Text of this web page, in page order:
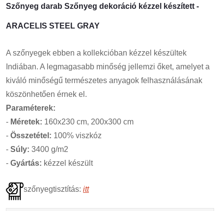
Szőnyeg darab Szőnyeg dekoráció kézzel készített -
ARACELIS STEEL GRAY
A szőnyegek ebben a kollekcióban kézzel készültek
Indiában. A legmagasabb minőség jellemzi őket, amelyet a
kiváló minőségű természetes anyagok felhasználásának
köszönhetően érnek el.
Paraméterek:
- Méretek: 160x230 cm, 200x300 cm
- Összetétel: 100% viszkóz
- Súly: 3400 g/m2
- Gyártás: kézzel készült
szőnyegtisztítás: itt